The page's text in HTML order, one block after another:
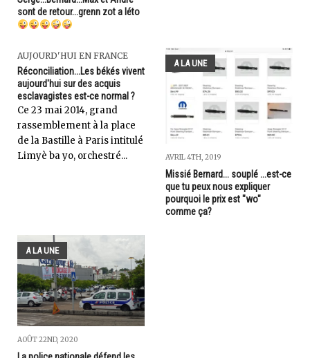
sont de retour...grenn zot a léto
AUJOURD'HUI EN FRANCE
Réconciliation...Les békés vivent
aujourd'hui sur des acquis
esclavagistes est-ce normal ?
Ce 23 mai 2014, grand
rassemblement à la place
de la Bastille à Paris intitulé
Limyè ba yo, orchestré...
A LA UNE
AVRIL 4TH, 2019
Missié Bernard... souplé ...est-ce
que tu peux nous expliquer
pourquoi le prix est "wo"
comme ça?
A LA UNE
AOÛT 22ND, 2020